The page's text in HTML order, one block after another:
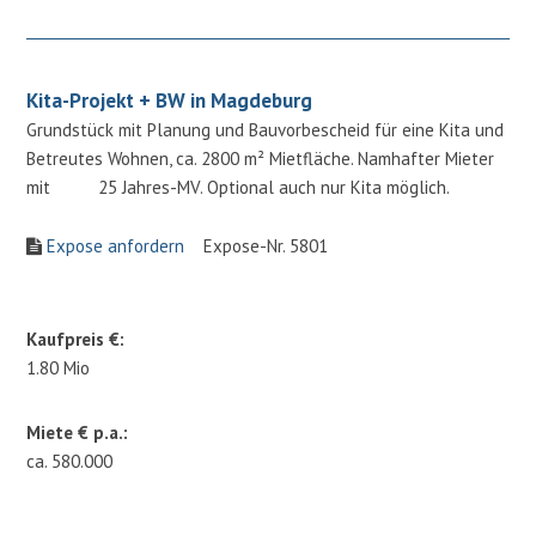
Kita-Projekt + BW in Magdeburg
Grundstück mit Planung und Bauvorbescheid für eine Kita und
Betreutes Wohnen, ca. 2800 m² Mietfläche. Namhafter Mieter
mit 25 Jahres-MV. Optional auch nur Kita möglich.
Expose anfordern Expose-Nr. 5801
Kaufpreis €:
1.80 Mio
Miete € p.a.:
ca. 580.000